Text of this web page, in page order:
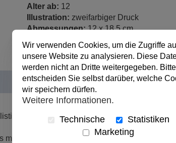
Alter ab: 12
Illustration: zweifarbiger Druck
Abmessungen:12 x 18.5 cm
Taschenbuch, überarbeitete
meint die Wissenschaft dazu? Gibt es eine
Wir verwenden Cookies, um die Zugriffe
unsere Website zu analysieren. Diese
werden nicht an Dritte weitergegeben. Bitte
entscheiden Sie selbst darüber, welche
wir speichern dürfen.
Weitere Informationen.
Technische
Statistiken
Marketing